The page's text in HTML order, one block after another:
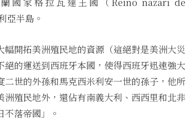
亞半島。
開拓美洲殖民地的資源（這絕對是美洲大災
的運送到西班牙本國，使得西班牙迅速強大
世的外孫和馬克西米利安一世的孫子，他所
殖民地外，還佔有南義大利、西西里和北非
落帝國」。